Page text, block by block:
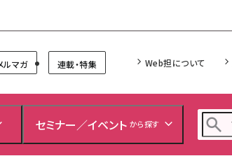
ルマガ 連載・特集 Web担について
セミナー／イベント から探す
受付中！ ／